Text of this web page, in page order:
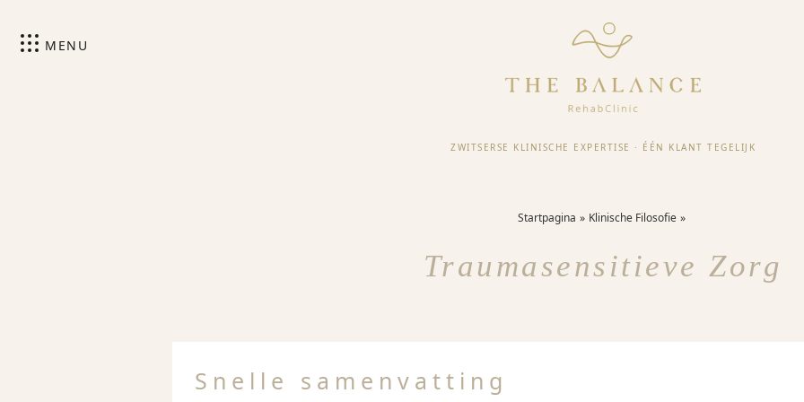
MENU
ZWITSERSE KLINISCHE EXPERTISE · ÉÉN KLANT TEGELIJK
Startpagina Klinische Filosofie
Traumasensitieve Zorg
Snelle samenvatting